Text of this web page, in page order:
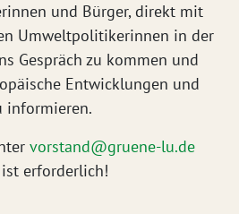
und Bürger, direkt mit
Umweltpolitikerinnen in der
Gespräch zu kommen und
Entwicklungen und
informieren.
vorstand@gruene-lu.de
erforderlich!